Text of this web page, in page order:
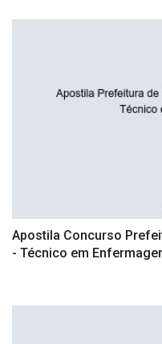
Apostila Concurso
- Técnico em